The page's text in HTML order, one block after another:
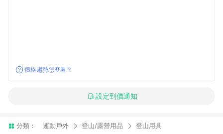
價格趨勢怎麼看？
設定到價通知
分類： 運動戶外 登山/露營用品 登山用具